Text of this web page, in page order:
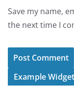
Save my name,
the next time I
Example Widget